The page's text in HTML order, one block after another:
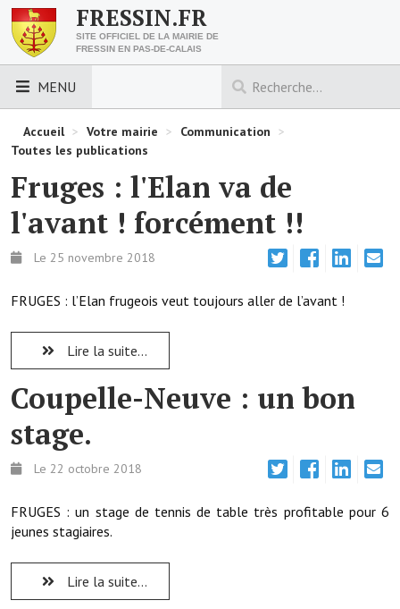
FRESSIN.FR
SITE OFFICIEL DE LA MAIRIE DE
FRESSIN EN PAS-DE-CALAIS
MENU
LES ESSENTIELS
Découvrez Fressin
Venir à Fressin
Les foulées fressinoises
ACCÈS RAPIDE
Démarches administratives
Projets et travaux en cours
Fêtes et manifestations
Terrains et maisons à vendre
Accueil > Votre mairie > Communication >
Toutes les publications
Fruges : l'Elan va de
l'avant ! forcément !!
Le 25 novembre 2018
FRUGES : l’Elan frugeois veut toujours aller de l’avant !
Lire la suite...
Coupelle-Neuve : un bon
stage.
Le 22 octobre 2018
FRUGES : un stage de tennis de table très profitable pour 6
jeunes stagiaires.
Lire la suite...